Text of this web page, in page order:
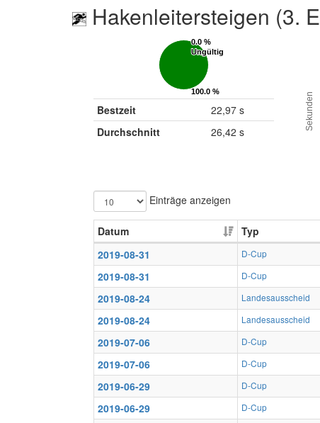
Hakenleitersteigen (3.
0.0 %
Ungültig
0.0 %
Ungültig
100.0 %
Gültig
100.0 %
Gültig
Bestzeit
22,97 s
Durchschnitt
26,42 s
Sekunden
Einträge anzeigen
Datum Typ
2019-08-31
D-Cup
2019-08-31
D-Cup
2019-08-24
Landesausscheid
2019-08-24
Landesausscheid
2019-07-06
D-Cup
2019-07-06
D-Cup
2019-06-29
D-Cup
2019-06-29
D-Cup